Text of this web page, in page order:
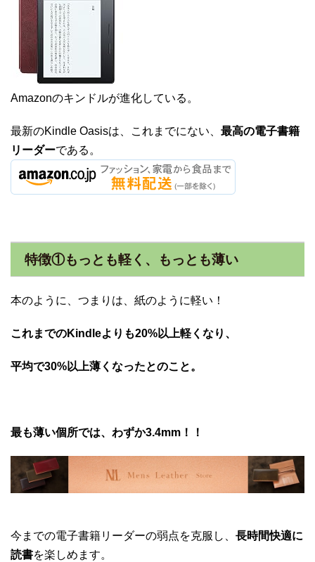
Amazonのキンドルが進化している。
最新のKindle Oasisは、これまでにない、 最高の電子書籍
リーダーである。
特徴①もっとも軽く、もっとも薄い
本のように、つまりは、紙のように軽い！
これまでのKindleよりも20%以上軽くなり、
平均で30%以上薄くなったとのこと。
最も薄い個所では、わずか3.4mm！！
今までの電子書籍リーダーの弱点を克服し、 長時間快適に
読書を楽しめます。